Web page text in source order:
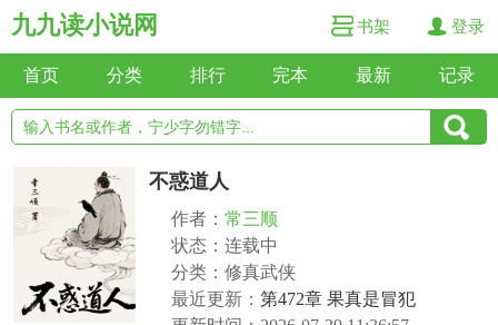
九九读小说网 书架 登录
首页 分类 排行 完本 最新 记录
不惑道人
作者： 常三顺
状态：连载中
分类：修真武侠
最近更新： 第472章 果真是冒犯